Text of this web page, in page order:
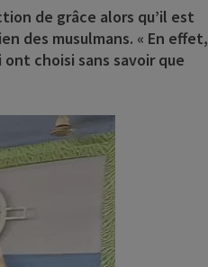
de grâce alors qu’il est
des musulmans. « En effet,
choisi sans savoir que